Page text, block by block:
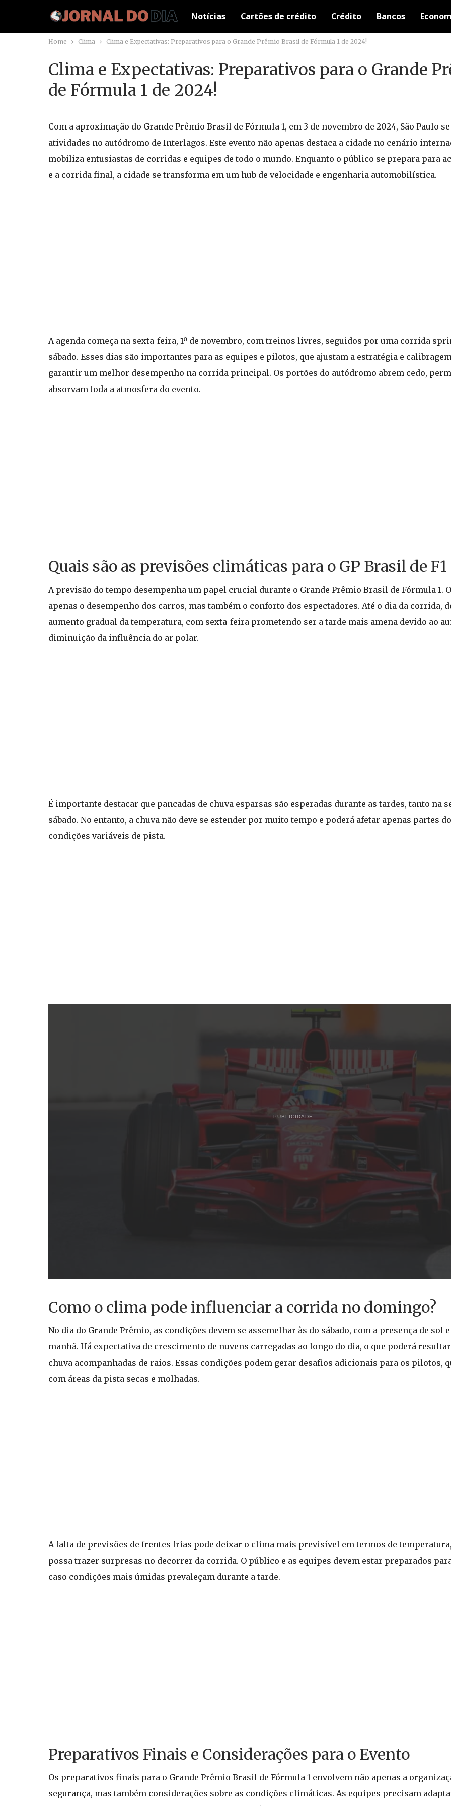
Notícias Cartões de crédito Crédito Bancos
Home Clima Clima e Expectativas: Preparativos para o Grande Prêmio Brasil de Fórmula 1 de 2024!
Clima e Expectativas: Preparativos para o Grande
de Fórmula 1 de 2024!
Com a aproximação do Grande Prêmio Brasil de Fórmula 1, em 3 de novembro de 2024, São Paulo
atividades no autódromo de Interlagos. Este evento não apenas destaca a cidade no cenário
mobiliza entusiastas de corridas e equipes de todo o mundo. Enquanto o público se prepara para
e a corrida final, a cidade se transforma em um hub de velocidade e engenharia automobilística.
A agenda começa na sexta-feira, 1º de novembro, com treinos livres, seguidos por uma corrida
sábado. Esses dias são importantes para as equipes e pilotos, que ajustam a estratégia e
garantir um melhor desempenho na corrida principal. Os portões do autódromo abrem cedo,
absorvam toda a atmosfera do evento.
Quais são as previsões climáticas para o GP Brasil de F1
A previsão do tempo desempenha um papel crucial durante o Grande Prêmio Brasil de Fórmula 1.
apenas o desempenho dos carros, mas também o conforto dos espectadores. Até o dia da corrida,
aumento gradual da temperatura, com sexta-feira prometendo ser a tarde mais amena devido ao
diminuição da influência do ar polar.
É importante destacar que pancadas de chuva esparsas são esperadas durante as tardes, tanto na
sábado. No entanto, a chuva não deve se estender por muito tempo e poderá afetar apenas partes
condições variáveis de pista.
PUBLICIDADE
Como o clima pode influenciar a corrida no domingo?
No dia do Grande Prêmio, as condições devem se assemelhar às do sábado, com a presença de sol
manhã. Há expectativa de crescimento de nuvens carregadas ao longo do dia, o que poderá
chuva acompanhadas de raios. Essas condições podem gerar desafios adicionais para os pilotos,
com áreas da pista secas e molhadas.
A falta de previsões de frentes frias pode deixar o clima mais previsível em termos de
possa trazer surpresas no decorrer da corrida. O público e as equipes devem estar preparados
caso condições mais úmidas prevaleçam durante a tarde.
Preparativos Finais e Considerações para o Evento
Os preparativos finais para o Grande Prêmio Brasil de Fórmula 1 envolvem não apenas a
segurança, mas também considerações sobre as condições climáticas. As equipes precisam